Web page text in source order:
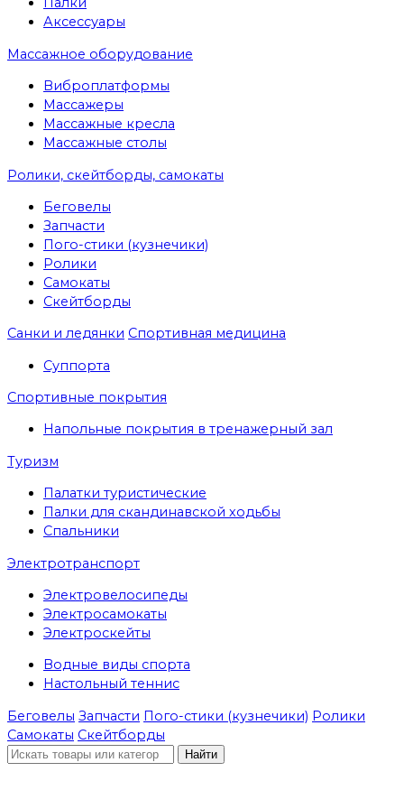
Аксессуары
Массажное оборудование
Виброплатформы
Массажеры
Массажные кресла
Массажные столы
Ролики, скейтборды, самокаты
Беговелы
Запчасти
Пого-стики (кузнечики)
Ролики
Самокаты
Скейтборды
Санки и ледянки Спортивная медицина
Суппорта
Спортивные покрытия
Напольные покрытия в тренажерный зал
Туризм
Палатки туристические
Палки для скандинавской ходьбы
Спальники
Электротранспорт
Электровелосипеды
Электросамокаты
Электроскейты
Водные виды спорта
Настольный теннис
Беговелы Запчасти Пого-стики (кузнечики) Ролики
Самокаты Скейтборды
Найти